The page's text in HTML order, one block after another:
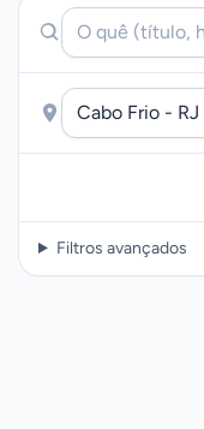
Filtros avançados